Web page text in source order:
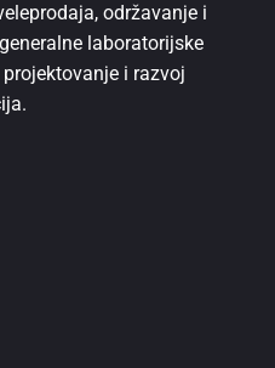
održavanje i
laboratorijske
i razvoj